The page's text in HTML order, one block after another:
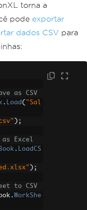
torna a
pode exportar
dados CSV para
as CSV
. Load ( "Sal
);
Excel
. LoadCS
);
to CSV
. WorkShe